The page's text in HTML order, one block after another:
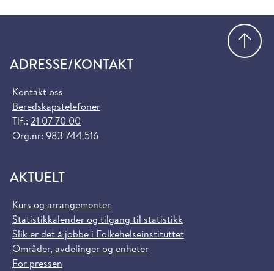
ADRESSE/KONTAKT
Kontakt oss
Beredskapstelefoner
Tlf.: 21 07 70 00
Org.nr: 983 744 516
AKTUELT
Kurs og arrangementer
Statistikkalender og tilgang til statistikk
Slik er det å jobbe i Folkehelseinstituttet
Områder, avdelinger og enheter
For pressen